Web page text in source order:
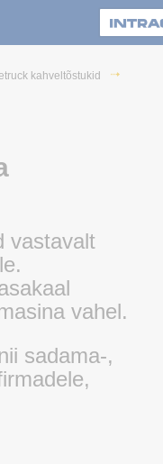
kahveltõstukid
vastavalt
vahel.
sadama-,